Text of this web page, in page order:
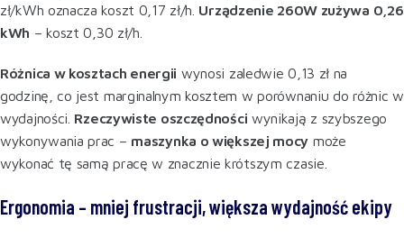
zł/kWh oznacza koszt 0,17 zł/h. Urządzenie 260W zużywa 0,26
kWh – koszt 0,30 zł/h.
Różnica w kosztach energii wynosi zaledwie 0,13 zł na
godzinę, co jest marginalnym kosztem w porównaniu do różnic w
wydajności. Rzeczywiste oszczędności wynikają z szybszego
wykonywania prac – maszynka o większej mocy może
wykonać tę samą pracę w znacznie krótszym czasie.
Ergonomia – mniej frustracji, większa wydajność ekipy